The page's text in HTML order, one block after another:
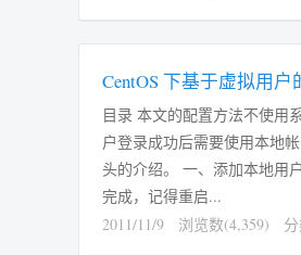
CentOS 下基于虚拟用户
目录 本文的配置方法不使用
户登录成功后需要使用本地
头的介绍。 一、添加本地用
完成，记得重启...
2011/11/9
浏览数(4,359)